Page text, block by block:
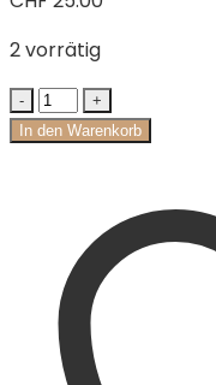
2 vorrätig
In den Warenkorb